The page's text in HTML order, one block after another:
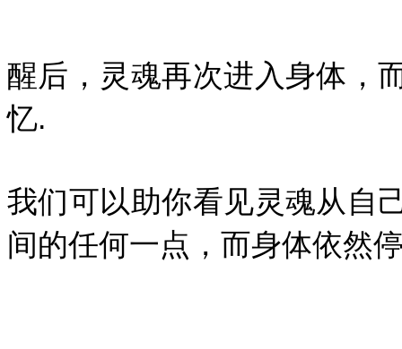
醒后，灵魂再次进入身体，
忆.
我们可以助你看见灵魂从自
间的任何一点，而身体依然